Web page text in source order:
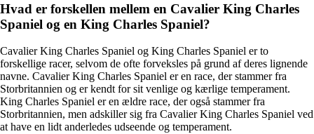
Hvad er forskellen mellem en Cavalier King Charles
Spaniel og en King Charles Spaniel?
Cavalier King Charles Spaniel og King Charles Spaniel er to
forskellige racer, selvom de ofte forveksles på grund af deres lignende
navne. Cavalier King Charles Spaniel er en race, der stammer fra
Storbritannien og er kendt for sit venlige og kærlige temperament.
King Charles Spaniel er en ældre race, der også stammer fra
Storbritannien, men adskiller sig fra Cavalier King Charles Spaniel ved
at have en lidt anderledes udseende og temperament.